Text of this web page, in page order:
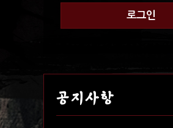
로그인
공지사항